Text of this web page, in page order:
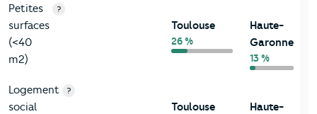
Petites
surfaces
(<40
m2)
?
Toulouse
26 %
Haute-
Garonne
13 %
Logement
social
?
Toulouse
Haute-